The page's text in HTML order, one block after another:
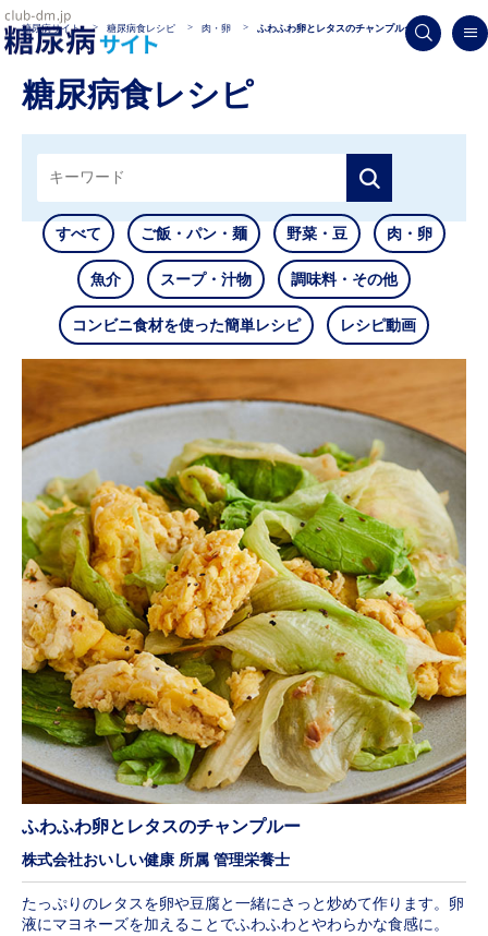
糖尿病サイト 糖尿病食レシピ 肉・卵 ふわふわ卵とレタスのチャンプルー
糖尿病食レシピ
すべて ご飯・パン・麺 野菜・豆 肉・卵
魚介 スープ・汁物 調味料・その他
コンビニ食材を使った簡単レシピ レシピ動画
ふわふわ卵とレタスのチャンプルー
株式会社おいしい健康 所属 管理栄養士
たっぷりのレタスを卵や豆腐と一緒にさっと炒めて作ります。卵
液にマヨネーズを加えることでふわふわとやわらかな食感に。